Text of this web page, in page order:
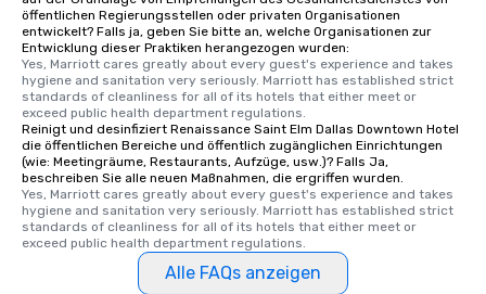
short stroll allows
members a chance to
networking
heading to the next
itinerary. You Get a Dinner and a Show
Our tours offer an
entertainment. All
knowledgeable,
who leads the group
offering engaging
interactive
along the way
öffentlichen Regierungsstellen oder privaten Organisationen
entwickelt? Falls ja, geben Sie bitte an, welche Organisationen zur
Entwicklung dieser Praktiken herangezogen wurden:
Yes, Marriott cares greatly about every guest's experience and takes
hygiene and sanitation very seriously. Marriott has established strict
standards of cleanliness for all of its hotels that either meet or
exceed public health department regulations.
Reinigt und desinfiziert Renaissance Saint Elm Dallas Downtown Hotel
die öffentlichen Bereiche und öffentlich zugänglichen Einrichtungen
(wie: Meetingräume, Restaurants, Aufzüge, usw.)? Falls Ja,
beschreiben Sie alle neuen Maßnahmen, die ergriffen wurden.
Yes, Marriott cares greatly about every guest's experience and takes
hygiene and sanitation very seriously. Marriott has established strict
standards of cleanliness for all of its hotels that either meet or
exceed public health department regulations.
Alle FAQs anzeigen